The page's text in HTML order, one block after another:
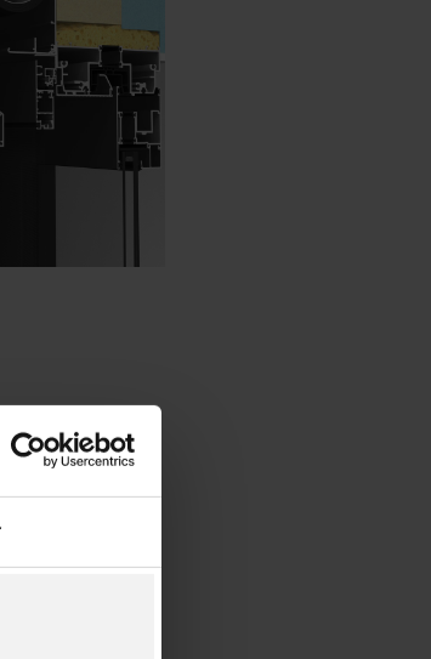
Russisch - Rusland
Chinees - China